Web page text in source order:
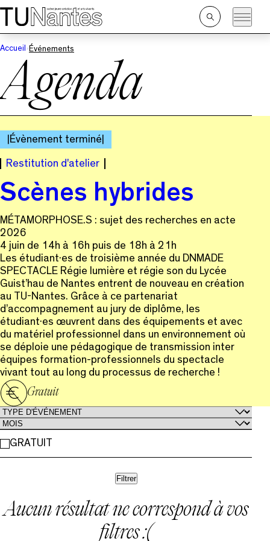
Passer directement à la navigation
Passer directement au contenu principal
Ouvrir
la
Accueil
Événements
Agenda
Évènement terminé
Restitution d'atelier
Scènes hybrides
MÉTAMORPHOSE.S : sujet des recherches en acte
2026
4 juin de 14h à 16h puis de 18h à 21h
Les étudiant·es de troisième année du DNMADE
SPECTACLE Régie lumière et régie son du Lycée
Guist’hau de Nantes entrent de nouveau en création
au TU-Nantes. Grâce à ce partenariat
d’accompagnement au jury de diplôme, les
étudiant·es œuvrent dans des équipements et avec
du matériel professionnel dans un environnement où
se déploie une pédagogique de transmission inter
équipes formation-professionnels du spectacle
vivant tout au long du processus de recherche !
Gratuit
GRATUIT
Filtrer
Aucun résultat ne correspond à vos
filtres :(